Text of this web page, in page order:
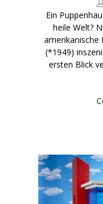
Ein
heile Welt?
amerikanische
(*1949)
ersten Blick